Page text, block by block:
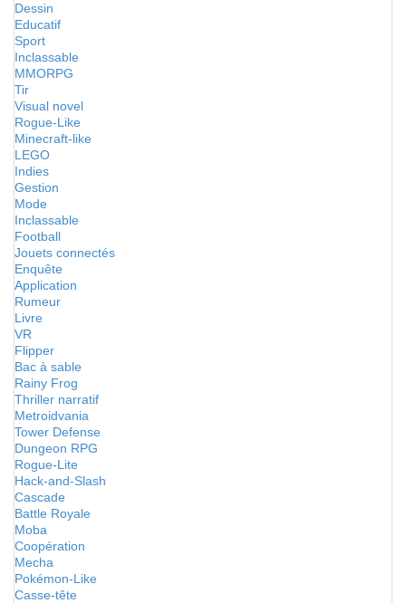
Dessin
Educatif
Sport
Inclassable
MMORPG
Tir
Visual novel
Rogue-Like
Minecraft-like
LEGO
Indies
Gestion
Mode
Inclassable
Football
Jouets connectés
Enquête
Application
Rumeur
Livre
VR
Flipper
Bac à sable
Rainy Frog
Thriller narratif
Metroidvania
Tower Defense
Dungeon RPG
Rogue-Lite
Hack-and-Slash
Cascade
Battle Royale
Moba
Coopération
Mecha
Pokémon-Like
Casse-tête